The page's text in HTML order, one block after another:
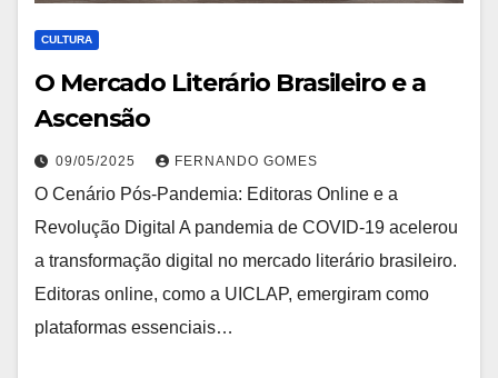
CULTURA
O Mercado Literário Brasileiro e a
Ascensão
09/05/2025 FERNANDO GOMES
O Cenário Pós-Pandemia: Editoras Online e a
Revolução Digital A pandemia de COVID-19 acelerou
a transformação digital no mercado literário brasileiro.
Editoras online, como a UICLAP, emergiram como
plataformas essenciais…